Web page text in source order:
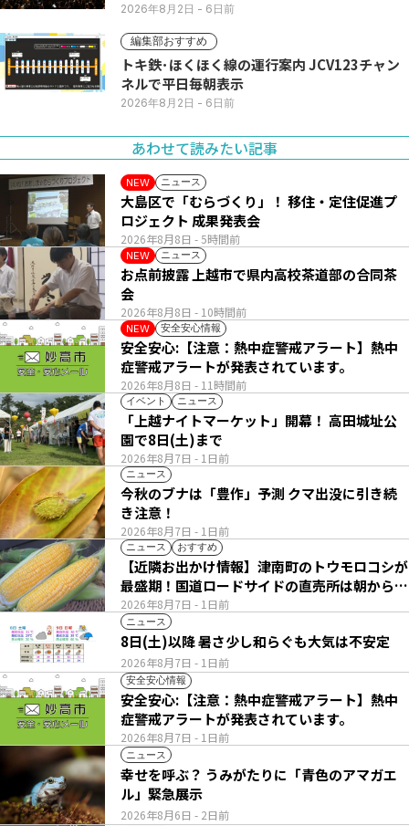
2026年8月2日 - 6日前
編集部おすすめ
トキ鉄･ほくほく線の運行案内 JCV123チャン
ネルで平日毎朝表示
2026年8月2日 - 6日前
あわせて読みたい記事
NEW ニュース
2026年8月8日 - 5時間前
大島区で「むらづくり」！ 移住・定住促進プ
ロジェクト 成果発表会
NEW ニュース
2026年8月8日 - 10時間前
お点前披露 上越市で県内高校茶道部の合同茶
会
NEW 安全安心情報
2026年8月8日 - 11時間前
安全安心:【注意：熱中症警戒アラート】熱中
症警戒アラートが発表されています。
イベント ニュース
2026年8月7日 - 1日前
「上越ナイトマーケット」開幕！ 高田城址公
園で8日(土)まで
ニュース
2026年8月7日 - 1日前
今秋のブナは「豊作」予測 クマ出没に引き続
き注意！
ニュース おすすめ
2026年8月7日 - 1日前
【近隣お出かけ情報】津南町のトウモロコシが
最盛期！国道ロードサイドの直売所は朝から長
い列
ニュース
2026年8月7日 - 1日前
8日(土)以降 暑さ少し和らぐも大気は不安定
安全安心情報
2026年8月7日 - 1日前
安全安心:【注意：熱中症警戒アラート】熱中
症警戒アラートが発表されています。
ニュース
2026年8月6日 - 2日前
幸せを呼ぶ？ うみがたりに「青色のアマガエ
ル」緊急展示